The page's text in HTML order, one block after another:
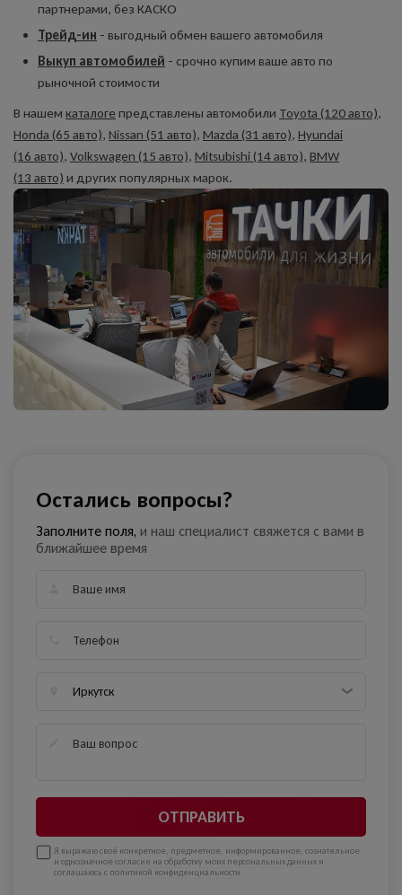
партнерами, без КАСКО
Трейд-ин - выгодный обмен вашего автомобиля
Выкуп автомобилей - срочно купим ваше авто по
рыночной стоимости
В нашем каталоге представлены автомобили Toyota (120 авто),
Honda (65 авто), Nissan (51 авто), Mazda (31 авто), Hyundai
(16 авто), Volkswagen (15 авто), Mitsubishi (14 авто), BMW
(13 авто) и других популярных марок.
Остались вопросы?
Заполните поля, и наш специалист свяжется с вами в
ближайшее время
ОТПРАВИТЬ
Я выражаю своё конкретное, предметное, информированное, сознательное
и однозначное согласие на обработку моих персональных данных и
соглашаюсь с политикой конфиденциальности